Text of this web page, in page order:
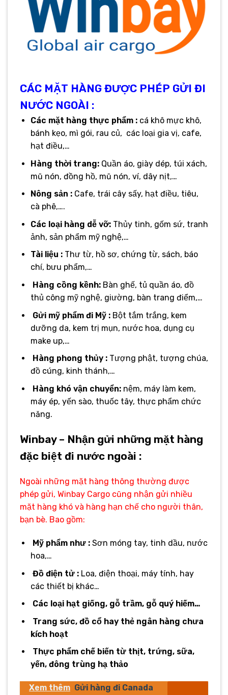
CÁC MẶT HÀNG ĐƯỢC PHÉP GỬI ĐI
NƯỚC NGOÀI :
Các mặt hàng thực phẩm : cá khô mực khô,
bánh kẹo, mì gói, rau củ, các loại gia vị, cafe,
hạt điều,…
Hàng thời trang:Quần áo, giày dép, túi xách,
mũ nón, đồng hồ, mũ nón, ví, dây nịt,…
Nông sản :Cafe, trái cây sấy, hạt điều, tiêu,
cà phê,….
Các loại hàng dễ vỡ:Thủy tinh, gốm sứ, tranh
ảnh, sản phẩm mỹ nghệ,…
Tài liệu :Thư từ, hồ sơ, chứng từ, sách, báo
chí, bưu phẩm,…
Hàng cồng kềnh:Bàn ghế, tủ quần áo, đồ
thủ công mỹ nghệ, giường, bàn trang điểm,…
Gửi mỹ phẩm đi Mỹ :Bột tắm trắng, kem
dưỡng da, kem trị mụn, nước hoa, dụng cụ
make up,…
Hàng phong thủy :Tượng phật, tượng chúa,
đồ cúng, kinh thánh,…
Hàng khó vận chuyển:nệm, máy làm kem,
máy ép, yến sào, thuốc tây, thực phẩm chức
năng.
Winbay – Nhận gửi những mặt hàng
đặc biệt đi nước ngoài :
Ngoài những mặt hàng thông thường được
phép gửi, Winbay Cargo cũng nhận gửi nhiều
mặt hàng khó và hàng hạn chế cho người thân,
bạn bè. Bao gồm:
Mỹ phẩm như :Sơn móng tay, tinh dầu, nước
hoa,…
Đồ điện tử :Loa, điện thoại, máy tính, hay
các thiết bị khác…
Các loại hạt giống, gỗ trầm, gỗ quý hiếm…
Trang sức, đồ cổ hay thẻ ngân hàng chưa
kích hoạt
Thực phẩm chế biến từ thịt, trứng, sữa,
yến, đông trùng hạ thảo
Xem thêm Gửi hàng đi Canada